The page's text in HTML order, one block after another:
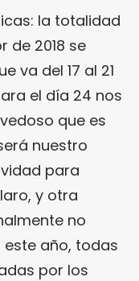
la totalidad
de 2018 se
va del 17 al 21
el día 24 nos
que es
nuestro
para
y otra
no
año, todas
por los